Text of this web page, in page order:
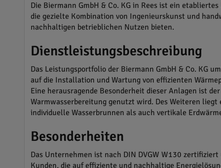
Die Biermann GmbH & Co. KG in Rees ist ein
die gezielte Kombination von Ingenieurskunst und
nachhaltigen betrieblichen Nutzen bieten.
Dienstleistungsbeschreibung
Das Leistungsportfolio der Biermann GmbH & Co. KG
auf die Installation und Wartung von effizienten
Eine herausragende Besonderheit dieser Anlagen ist
Warmwasserbereitung genutzt wird. Des Weiteren
individuelle Wasserbrunnen als auch vertikale
Besonderheiten
Das Unternehmen ist nach DIN DVGW W130
Kunden, die auf effiziente und nachhaltige